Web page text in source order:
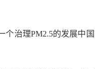
理PM2.5的发展中国